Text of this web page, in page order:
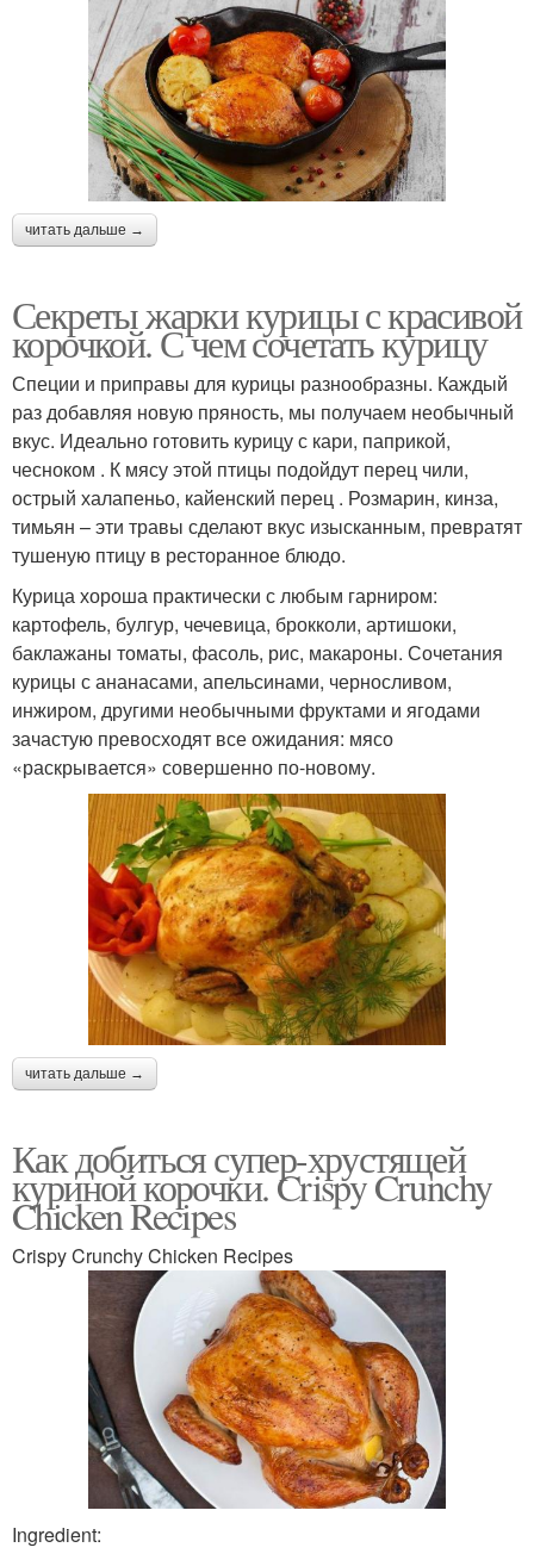
читать дальше →
Секреты жарки курицы с красивой
корочкой. С чем сочетать курицу
Специи и приправы для курицы разнообразны. Каждый
раз добавляя новую пряность, мы получаем необычный
вкус. Идеально готовить курицу с кари, паприкой,
чесноком . К мясу этой птицы подойдут перец чили,
острый халапеньо, кайенский перец . Розмарин, кинза,
тимьян – эти травы сделают вкус изысканным, превратят
тушеную птицу в ресторанное блюдо.
Курица хороша практически с любым гарниром:
картофель, булгур, чечевица, брокколи, артишоки,
баклажаны томаты, фасоль, рис, макароны. Сочетания
курицы с ананасами, апельсинами, черносливом,
инжиром, другими необычными фруктами и ягодами
зачастую превосходят все ожидания: мясо
«раскрывается» совершенно по-новому.
читать дальше →
Как добиться супер-хрустящей
куриной корочки. Crispy Crunchy
Chicken Recipes
Crispy Crunchy Chicken Recipes
Ingredient: